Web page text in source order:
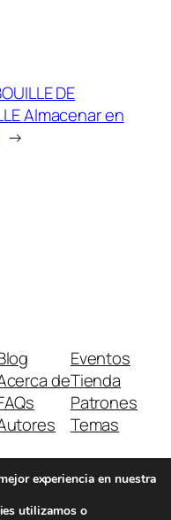
DE
Almacenar en
→
de
Eventos
Tienda
Patrones
Temas
Diseñado con WordPress
experiencia en nuestra
utilizamos o